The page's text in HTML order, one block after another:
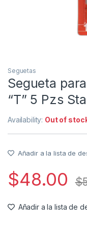
Seguetas
Segueta
“T” 5 Pzs
Availability: Out of
Añadir a la lista de
$48.00 $
Añadir a la lista de